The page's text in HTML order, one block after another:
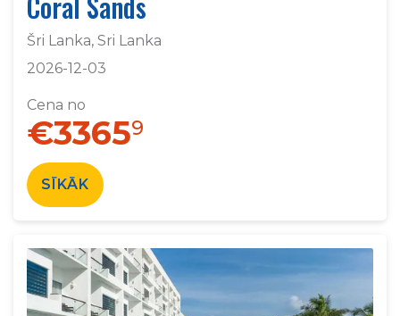
Šri Lanka, Sri Lanka
2026-12-03
Cena no
€33659
SĪKĀK